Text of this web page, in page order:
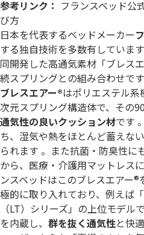
参考リンク： フランスベッド公
び方
日本を代表するベッドメーカー
する独自技術を多数有していま
同開発した高通気素材「ブレス
続スプリングとの組み合わせです
ブレスエアー®はポリエステル
次元スプリング構造体で、その
通気性の良いクッション材です
ち、湿気や熱をほとんど蓄えな
られます 。また抗菌・防臭性に
から、医療・介護用マットレス
ンスベッドはこのブレスエアー
極的に取り入れており、例えば
（LT）シリーズ」の上位モデ
を内蔵し、 群を抜く通気性と快